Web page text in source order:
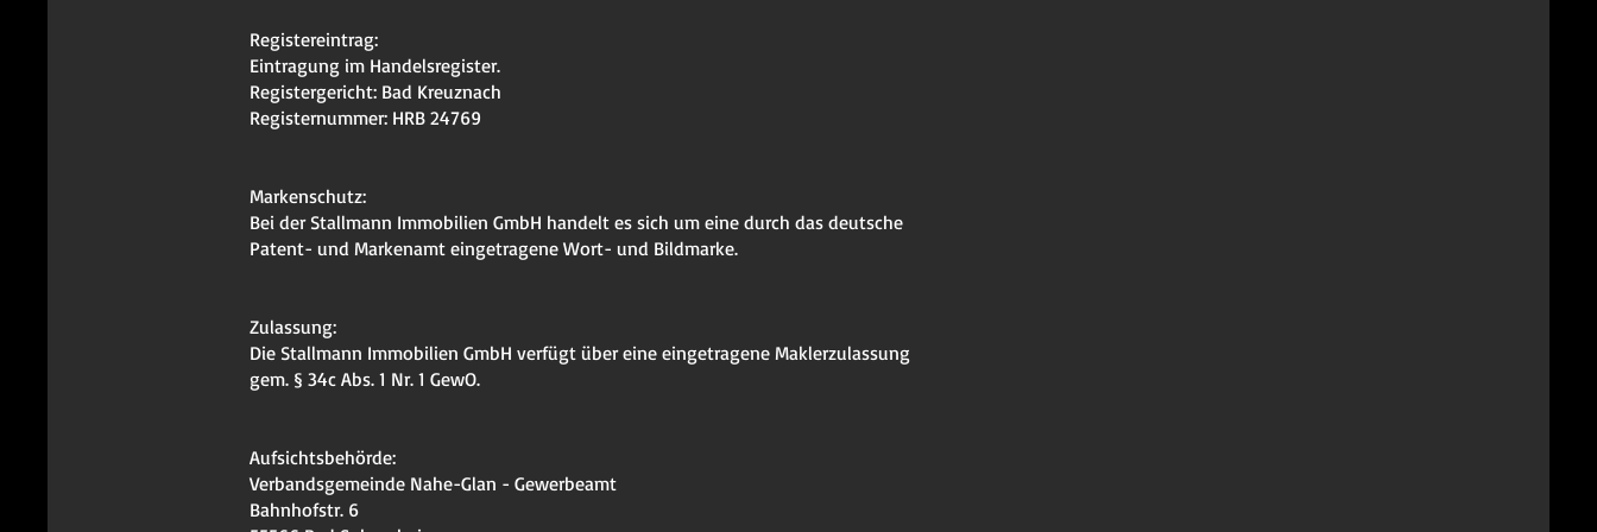
Registereintrag:
Eintragung im Handelsregister.
Registergericht: Bad Kreuznach
Registernummer: HRB 24769
Markenschutz:
Bei der Stallmann Immobilien GmbH handelt es sich um eine durch das deutsche
Patent- und Markenamt eingetragene Wort- und Bildmarke.
Zulassung:
Die Stallmann Immobilien GmbH verfügt über eine eingetragene Maklerzulassung
gem. § 34c Abs. 1 Nr. 1 GewO.
Aufsichtsbehörde:
Verbandsgemeinde Nahe-Glan - Gewerbeamt
Bahnhofstr. 6